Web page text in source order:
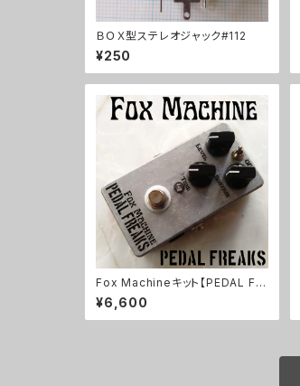
ＢＯＸ型ステレオジャック#112
¥250
Fox Machineキット【PEDAL FR
EAKS】
¥6,600